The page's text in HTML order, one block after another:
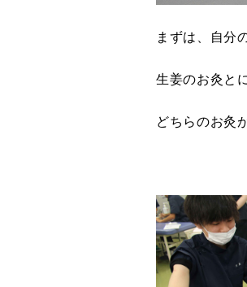
まずは、自分
生姜のお灸と
どちらのお灸